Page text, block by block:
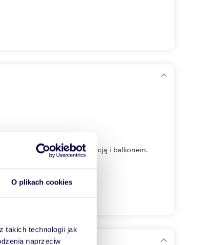
O plikach cookies
takich technologii jak
naprzeciw
z południową ekspozycją i balkonem.